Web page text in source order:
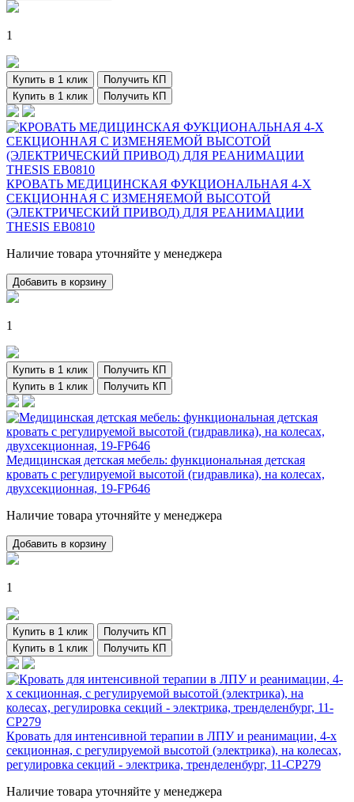
1
Купить в 1 клик
Получить КП
Купить в 1 клик
Получить КП
КРОВАТЬ МЕДИЦИНСКАЯ ФУКЦИОНАЛЬНАЯ 4-Х
СЕКЦИОННАЯ С ИЗМЕНЯЕМОЙ ВЫСОТОЙ
(ЭЛЕКТРИЧЕСКИЙ ПРИВОД) ДЛЯ РЕАНИМАЦИИ
THESIS EB0810
Наличие товара уточняйте у менеджера
Добавить в корзину
1
Купить в 1 клик
Получить КП
Купить в 1 клик
Получить КП
Медицинская детская мебель: функциональная детская
кровать с регулируемой высотой (гидравлика), на колесах,
двухсекционная, 19-FP646
Наличие товара уточняйте у менеджера
Добавить в корзину
1
Купить в 1 клик
Получить КП
Купить в 1 клик
Получить КП
Кровать для интенсивной терапии в ЛПУ и реанимации, 4-х
секционная, с регулируемой высотой (электрика), на колесах,
регулировка секций - электрика, тренделенбург, 11-CP279
Наличие товара уточняйте у менеджера